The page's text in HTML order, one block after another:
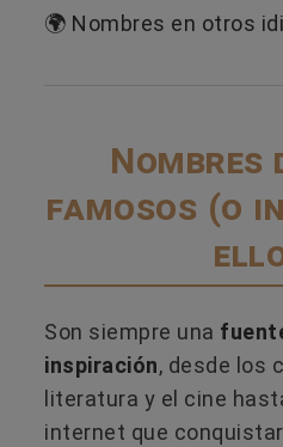
🌍 Nombres en otros
Nombres
famosos (o
Son siempre una
inspiración, desde los
literatura y el cine
internet que